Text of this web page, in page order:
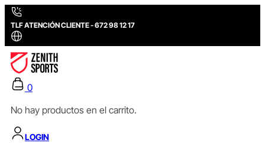
TLF ATENCIÓN CLIENTE - 672 98 12 17
0
No hay productos en el carrito.
LOGIN